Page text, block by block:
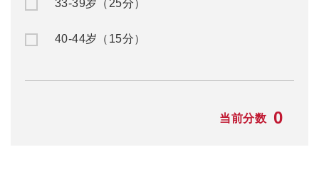
33-39岁（25分）
40-44岁（15分）
当前分数 0